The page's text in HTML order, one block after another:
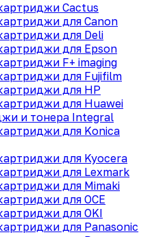
Cactus
для Canon
для Deli
для Epson
F+ imaging
для Fujifilm
для HP
для Huawei
и тонера Integral
для Konica
для Kyocera
для Lexmark
для Mimaki
для OCE
для OKI
для Panasonic